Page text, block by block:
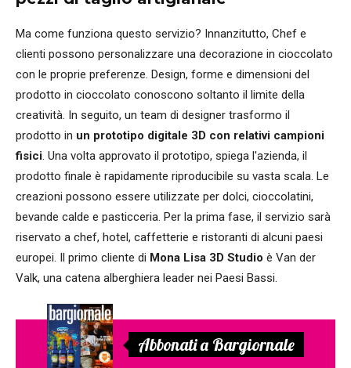
Ma come funziona questo servizio? Innanzitutto, Chef e
clienti possono personalizzare una decorazione in cioccolato
con le proprie preferenze. Design, forme e dimensioni del
prodotto in cioccolato conoscono soltanto il limite della
creatività. In seguito, un team di designer trasformo il
prodotto in un prototipo digitale 3D con relativi campioni
fisici. Una volta approvato il prototipo, spiega l'azienda, il
prodotto finale è rapidamente riproducibile su vasta scala. Le
creazioni possono essere utilizzate per dolci, cioccolatini,
bevande calde e pasticceria. Per la prima fase, il servizio sarà
riservato a chef, hotel, caffetterie e ristoranti di alcuni paesi
europei. Il primo cliente di Mona Lisa 3D Studio è Van der
Valk, una catena alberghiera leader nei Paesi Bassi.
Abbonati a Bargiornale